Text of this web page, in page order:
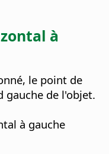
à
le point de
gauche de l'objet.
à gauche